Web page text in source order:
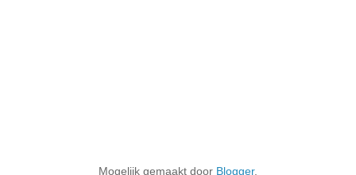
Mogelijk gemaakt door Blogger.